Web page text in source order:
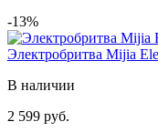
-13%
Электробритва Mijia
В наличии
2 599 руб.